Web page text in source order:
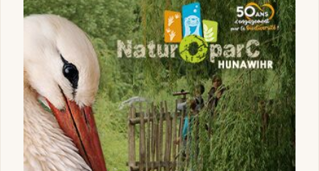
Newsletter des sorties
Artistes en tournée
Actus à Haguenau
Magazine à Haguenau
Actus tourisme & loisirs